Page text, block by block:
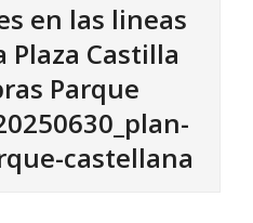
en las lineas
Plaza Castilla
Parque
castellana